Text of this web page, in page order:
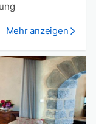
Mehr anzeigen